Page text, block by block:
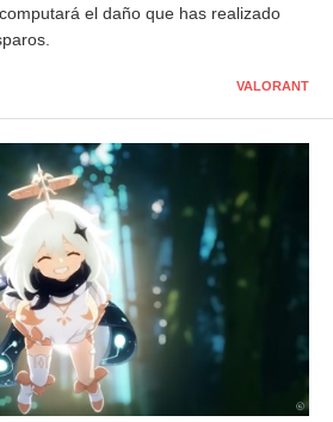
el daño que has realizado
VALORANT